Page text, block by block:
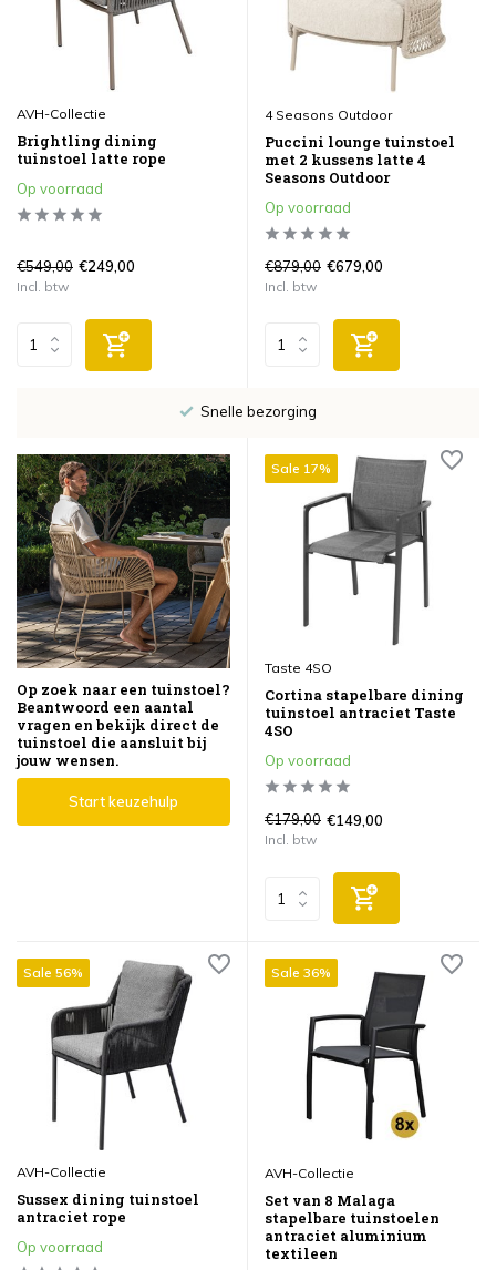
AVH-Collectie
Brightling dining
tuinstoel latte rope
Op voorraad
€549,00 €249,00
Incl. btw
4 Seasons Outdoor
Puccini lounge tuinstoel
met 2 kussens latte 4
Seasons Outdoor
Op voorraad
€879,00 €679,00
Incl. btw
Snelle bezorging
Op zoek naar een tuinstoel?
Beantwoord een aantal
vragen en bekijk direct de
tuinstoel die aansluit bij
jouw wensen.
Start keuzehulp
Sale 17%
Taste 4SO
Cortina stapelbare dining
tuinstoel antraciet Taste
4SO
Op voorraad
€179,00 €149,00
Incl. btw
Sale 56%
AVH-Collectie
Sussex dining tuinstoel
antraciet rope
Op voorraad
Sale 36%
AVH-Collectie
Set van 8 Malaga
stapelbare tuinstoelen
antraciet aluminium
textileen